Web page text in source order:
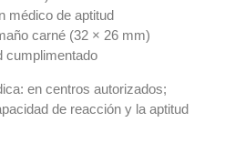
médico de aptitud
carné (32 × 26 mm)
cumplimentado
en centros autorizados;
de reacción y la aptitud